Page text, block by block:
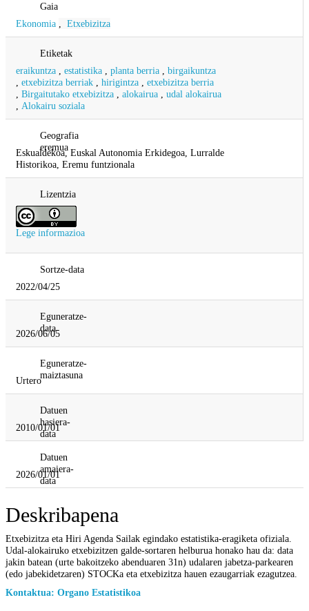
Gaia
Ekonomia
Etxebizitza
Etiketak
eraikuntza
estatistika planta berria
birgaikuntza
etxebizitza berriak hirigintza
etxebizitza berria
Birgaitutako etxebizitza alokairua
udal alokairua
Alokairu soziala
Geografia
eremua
Eskualdekoa, Euskal Autonomia Erkidegoa, Lurralde
Historikoa, Eremu funtzionala
Lizentzia
Lege informazioa
Sortze-data
2022/04/25
Eguneratze-
data
2026/06/05
Eguneratze-
maiztasuna
Urtero
Datuen
hasiera-
data
2010/01/01
Datuen
amaiera-
data
2026/01/01
Deskribapena
Etxebizitza eta Hiri Agenda Sailak egindako estatistika-eragiketa ofiziala.
Udal-alokairuko etxebizitzen galde-sortaren helburua honako hau da: data
jakin batean (urte bakoitzeko abenduaren 31n) udalaren jabetza-parkearen
(edo jabekidetzaren) STOCKa eta etxebizitza hauen ezaugarriak ezagutzea.
Kontaktua: Organo Estatistikoa